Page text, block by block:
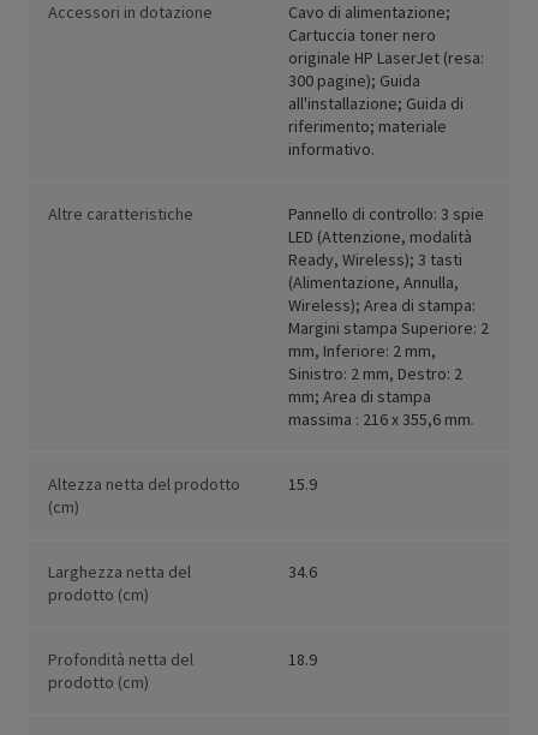
Accessori in dotazione
Cavo di alimentazione;
Cartuccia toner nero
originale HP LaserJet (resa:
300 pagine); Guida
all'installazione; Guida di
riferimento; materiale
informativo.
Altre caratteristiche
Pannello di controllo: 3 spie
LED (Attenzione, modalità
Ready, Wireless); 3 tasti
(Alimentazione, Annulla,
Wireless); Area di stampa:
Margini stampa Superiore: 2
mm, Inferiore: 2 mm,
Sinistro: 2 mm, Destro: 2
mm; Area di stampa
massima : 216 x 355,6 mm.
Altezza netta del prodotto
(cm)
15.9
Larghezza netta del
prodotto (cm)
34.6
Profondità netta del
prodotto (cm)
18.9